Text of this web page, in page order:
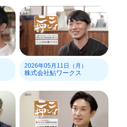
2026年05月11日（月）
株式会社鮎ワークス